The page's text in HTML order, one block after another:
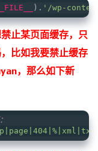
). '/wp-
止某页面缓存，只
比如我要禁止缓存
，那么如下新